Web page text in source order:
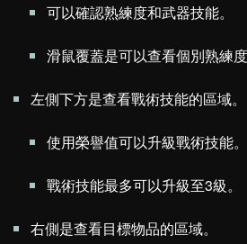
可以確認熟練度和武器技能。
滑鼠覆蓋是可以查看個別熟練度
左側下方是查看戰術技能的區域。
使用榮譽值可以升級戰術技能。
戰術技能最多可以升級至3級。
右側是查看目標物品的區域。